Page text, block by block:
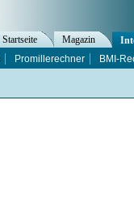
Startseite Magazin
Promillerechner BMI-